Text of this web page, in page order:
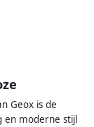
Geox is de
en moderne stijl